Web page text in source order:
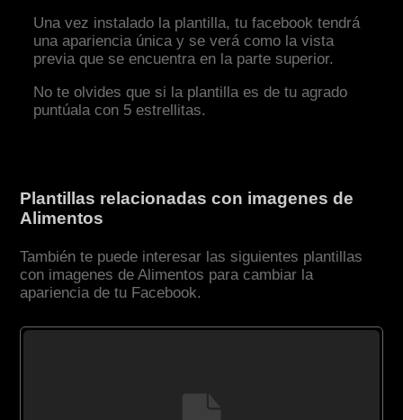
Una vez instalado la plantilla, tu facebook tendrá
una apariencia única y se verá como la vista
previa que se encuentra en la parte superior.
No te olvides que si la plantilla es de tu agrado
puntúala con 5 estrellitas.
Plantillas relacionadas con imagenes de
Alimentos
También te puede interesar las siguientes plantillas
con imagenes de Alimentos para cambiar la
apariencia de tu Facebook.